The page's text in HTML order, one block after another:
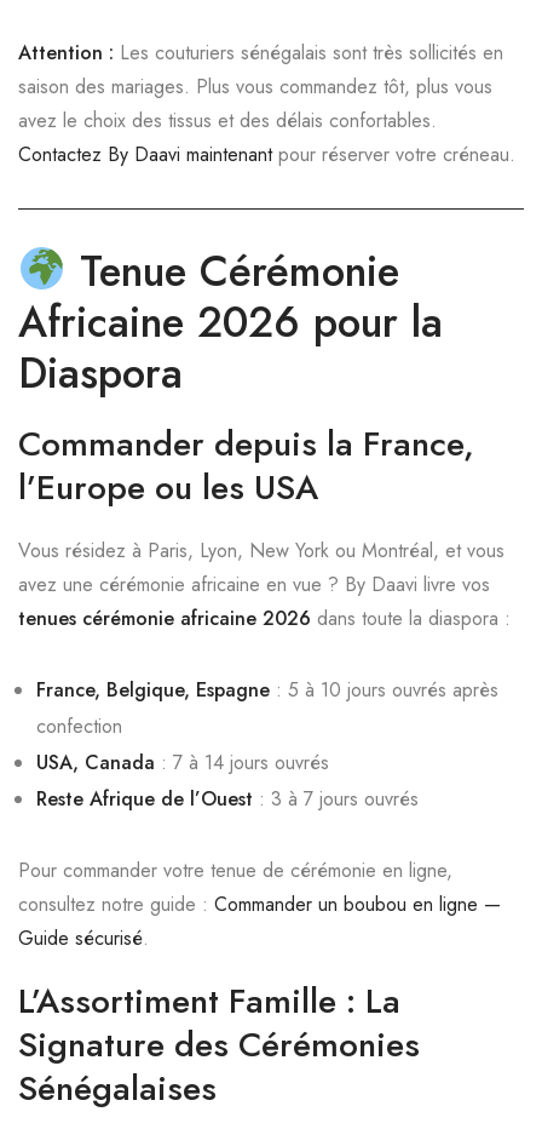
Attention : Les couturiers sénégalais sont très sollicités en
saison des mariages. Plus vous commandez tôt, plus vous
avez le choix des tissus et des délais confortables.
Contactez By Daavi maintenantpour réserver votre créneau.
Tenue Cérémonie
Africaine 2026 pour la
Diaspora
Commander depuis la France,
l’Europe ou les USA
Vous résidez à Paris, Lyon, New York ou Montréal, et vous
avez une cérémonie africaine en vue ? By Daavi livre vos
tenues cérémonie africaine 2026 dans toute la diaspora :
France, Belgique, Espagne : 5 à 10 jours ouvrés après
confection
USA, Canada : 7 à 14 jours ouvrés
Reste Afrique de l’Ouest : 3 à 7 jours ouvrés
Pour commander votre tenue de cérémonie en ligne,
consultez notre guide : Commander un boubou en ligne —
Guide sécurisé.
L’Assortiment Famille : La
Signature des Cérémonies
Sénégalaises